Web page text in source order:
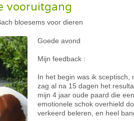
vooruitgang
bloesems voor dieren
Goede avond
Mijn feedback :
In het begin was ik sceptisch,
zag al na 15 dagen het
mijn 4 jaar oude paard die een
emotionele schok overhield
verkeerd beleren, en heel